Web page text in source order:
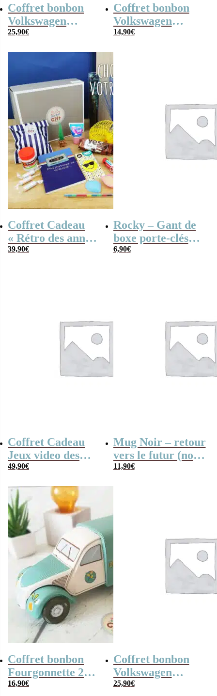
Coffret bonbon
Volkswagen
Combi en métal
25,90€
Coffret bonbon
Volkswagen
Combi en métal
14,90€
Coffret Cadeau
« Rétro des années
80 » Homme
39,90€
Rocky – Gant de
boxe porte-clés
clip (10 cm)
6,90€
Coffret Cadeau
Jeux video des
années 2000 (et sa
49,90€
Mug Noir – retour
vers le futur (noir
et rouge)
11,90€
Coffret bonbon
Fourgonnette 2
CV en métal
16,90€
Coffret bonbon
Volkswagen
Combi vert en
25,90€